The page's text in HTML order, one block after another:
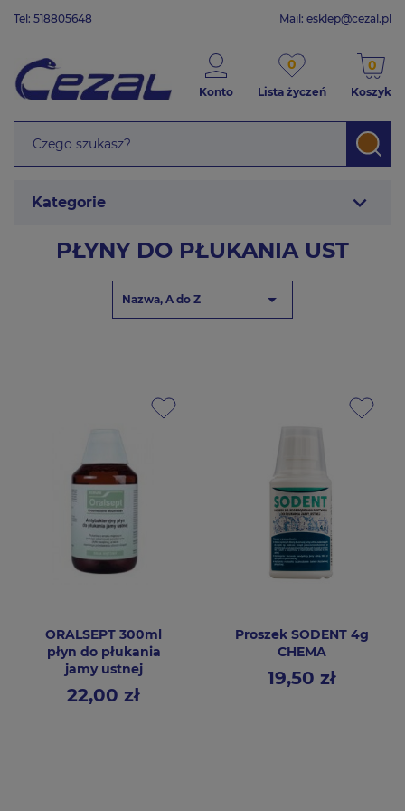
Tel: 518805648 Mail: esklep@cezal.pl
Konto
0
Lista życzeń
0
Koszyk
Kategorie expand_more
PŁYNY DO PŁUKANIA UST
Nazwa, A do Z 
ORALSEPT 300ml
płyn do płukania
jamy ustnej
Cena22,00 zł
Proszek SODENT 4g
CHEMA
19,50 zł